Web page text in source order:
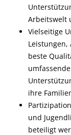
Arbeitswelt
Vielseitige
beste
ihre
und
beteiligt